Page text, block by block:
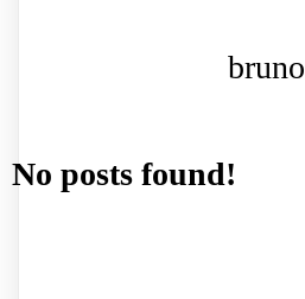
bruno
No posts found!